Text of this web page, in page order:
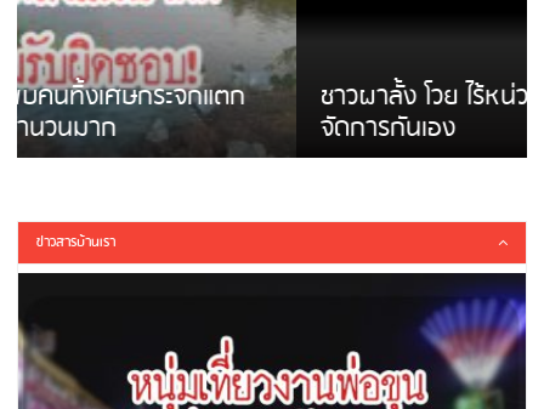
ชาวผาลั้ง โวย ไร้หน่วยงานดูแล ดินสไลด์ ต้อง
จัดการกันเอง
ข่าวสารบ้านเรา